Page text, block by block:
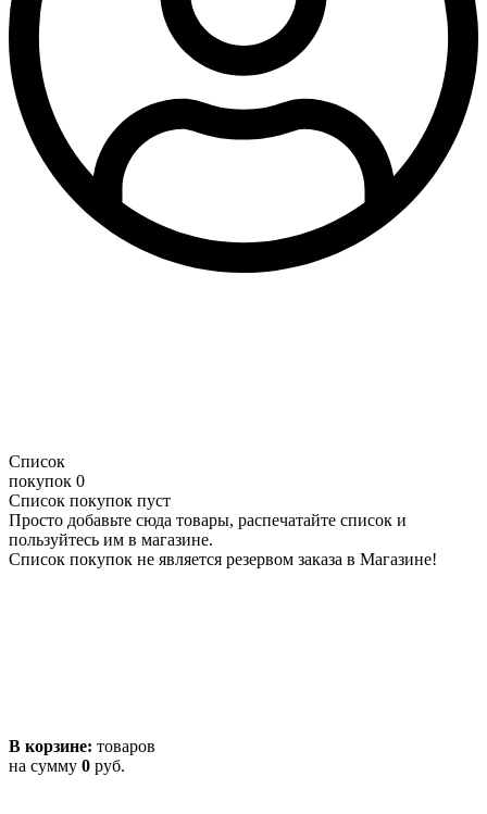
Список
покупок 0
Список покупок пуст
Просто добавьте сюда товары, распечатайте список и
пользуйтесь им в магазине.
Список покупок не является резервом заказа в Магазине!
В корзине: товаров
на сумму 0 руб.